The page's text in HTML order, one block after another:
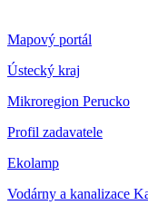
Mapový portál
Ústecký kraj
Mikroregion Perucko
Profil zadavatele
Ekolamp
Vodárny a kanalizace